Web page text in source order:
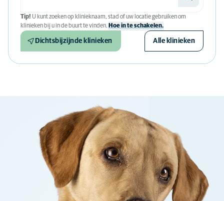
Tip! U kunt zoeken op klinieknaam, stad of uw locatie gebruiken om
klinieken bij u in de buurt te vinden. Hoe in te schakelen.
Dichtsbijzijnde klinieken Alle klinieken